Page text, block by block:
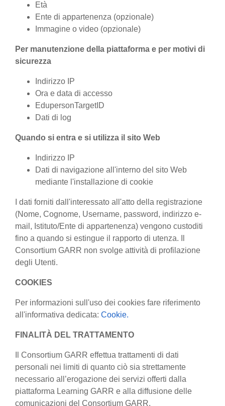
Età
Ente di appartenenza (opzionale)
Immagine o video (opzionale)
Per manutenzione della piattaforma e per motivi di
sicurezza
Indirizzo IP
Ora e data di accesso
EdupersonTargetID
Dati di log
Quando si entra e si utilizza il sito Web
Indirizzo IP
Dati di navigazione all'interno del sito Web
mediante l'installazione di cookie
I dati forniti dall'interessato all'atto della registrazione
(Nome, Cognome, Username, password, indirizzo e-
mail, Istituto/Ente di appartenenza) vengono custoditi
fino a quando si estingue il rapporto di utenza. Il
Consortium GARR non svolge attività di profilazione
degli Utenti.
COOKIES
Per informazioni sull'uso dei cookies fare riferimento
all'informativa dedicata: Cookie.
FINALITÀ DEL TRATTAMENTO
Il Consortium GARR effettua trattamenti di dati
personali nei limiti di quanto ciò sia strettamente
necessario all’erogazione dei servizi offerti dalla
piattaforma Learning GARR e alla diffusione delle
comunicazioni del Consortium GARR.